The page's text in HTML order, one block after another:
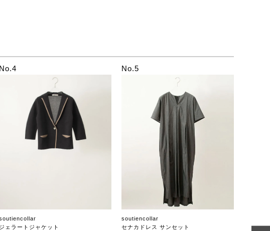
No.4
ジェラートジャケット
No.5
soutiencollar
セナカドレス サンセット